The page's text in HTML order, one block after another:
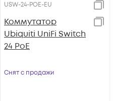
USW-24-POE-EU
Коммутатор
Ubiquiti UniFi Switch
24 PoE
Снят с продажи